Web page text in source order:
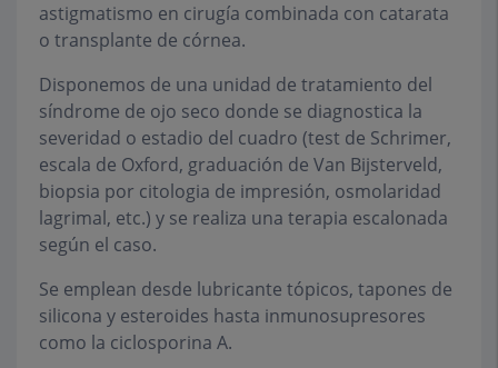
astigmatismo en cirugía combinada con catarata
o transplante de córnea.
Disponemos de una unidad de tratamiento del
síndrome de ojo seco donde se diagnostica la
severidad o estadio del cuadro (test de Schrimer,
escala de Oxford, graduación de Van Bijsterveld,
biopsia por citologia de impresión, osmolaridad
lagrimal, etc.) y se realiza una terapia escalonada
según el caso.
Se emplean desde lubricante tópicos, tapones de
silicona y esteroides hasta inmunosupresores
como la ciclosporina A.